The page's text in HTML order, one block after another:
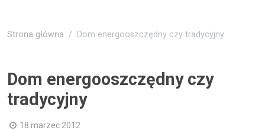
Strona główna Dom energooszczędny czy tradycyjny
Dom energooszczędny czy
tradycyjny
18 marzec 2012